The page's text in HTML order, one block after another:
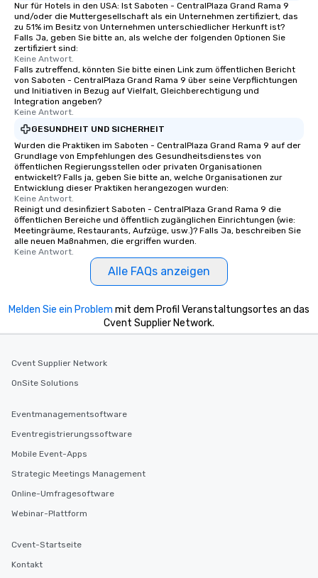
Nur für Hotels in den USA: Ist Saboten - CentralPlaza Grand Rama 9
und/oder die Muttergesellschaft als ein Unternehmen zertifiziert, das
zu 51% im Besitz von Unternehmen unterschiedlicher Herkunft ist?
Falls Ja, geben Sie bitte an, als welche der folgenden Optionen Sie
zertifiziert sind:
Keine Antwort.
Falls zutreffend, könnten Sie bitte einen Link zum öffentlichen Bericht
von Saboten - CentralPlaza Grand Rama 9 über seine Verpflichtungen
und Initiativen in Bezug auf Vielfalt, Gleichberechtigung und
Integration angeben?
Keine Antwort.
GESUNDHEIT UND SICHERHEIT
Wurden die Praktiken im Saboten - CentralPlaza Grand Rama 9 auf der
Grundlage von Empfehlungen des Gesundheitsdienstes von
öffentlichen Regierungsstellen oder privaten Organisationen
entwickelt? Falls ja, geben Sie bitte an, welche Organisationen zur
Entwicklung dieser Praktiken herangezogen wurden:
Keine Antwort.
Reinigt und desinfiziert Saboten - CentralPlaza Grand Rama 9 die
öffentlichen Bereiche und öffentlich zugänglichen Einrichtungen (wie:
Meetingräume, Restaurants, Aufzüge, usw.)? Falls Ja, beschreiben Sie
alle neuen Maßnahmen, die ergriffen wurden.
Keine Antwort.
Alle FAQs anzeigen
Melden Sie ein Problem mit dem Profil Veranstaltungsortes an das
Cvent Supplier Network.
Cvent Supplier Network
OnSite Solutions
Eventmanagementsoftware
Eventregistrierungssoftware
Mobile Event-Apps
Strategic Meetings Management
Online-Umfragesoftware
Webinar-Plattform
Cvent-Startseite
Kontakt